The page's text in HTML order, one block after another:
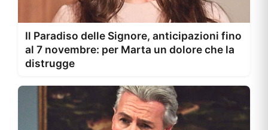
Il Paradiso delle Signore, anticipazioni fino
al 7 novembre: per Marta un dolore che la
distrugge